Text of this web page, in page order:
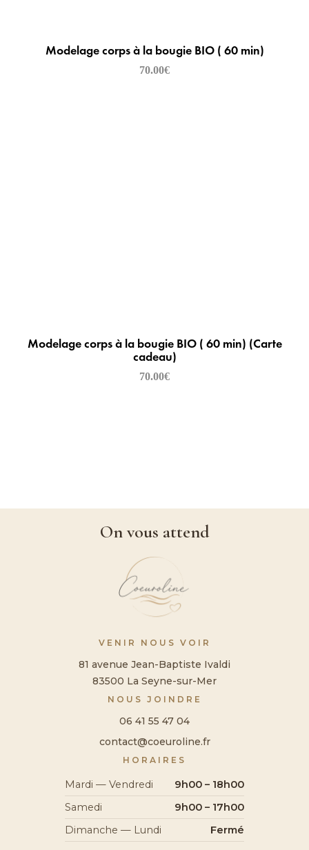
Modelage corps à la bougie BIO ( 60 min)
70.00€
Modelage corps à la bougie BIO ( 60 min) (Carte
cadeau)
70.00€
On vous attend
VENIR NOUS VOIR
81 avenue Jean-Baptiste Ivaldi
83500 La Seyne-sur-Mer
NOUS JOINDRE
06 41 55 47 04
contact@coeuroline.fr
HORAIRES
Mardi — Vendredi
9h00 – 18h00
Samedi
9h00 – 17h00
Dimanche — Lundi
Fermé